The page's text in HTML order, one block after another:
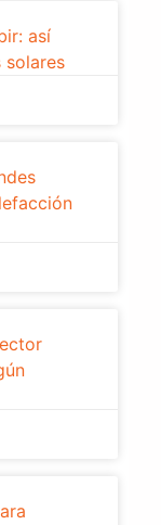
así
solares